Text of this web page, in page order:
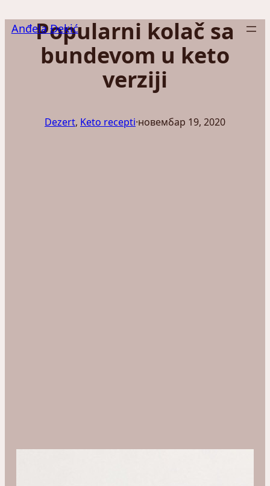
на
садржај
Anđela Đekić
Popularni kolač sa
bundevom u keto
verziji
Dezert, Keto recepti·новембар 19, 2020